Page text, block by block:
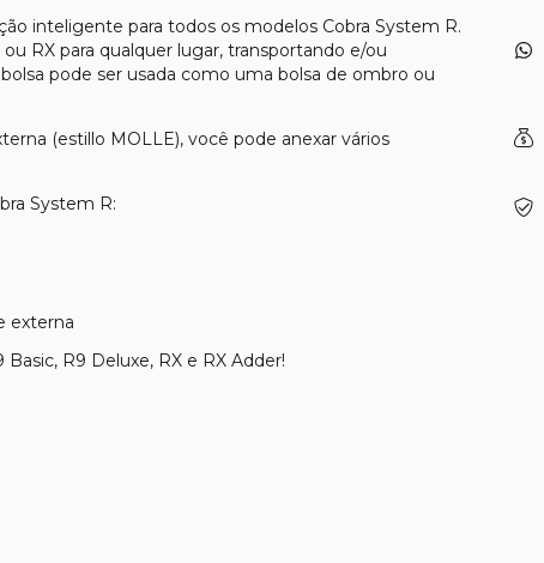
inteligente para todos os modelos Cobra System R.
RX para qualquer lugar, transportando e/ou
pode ser usada como uma bolsa de ombro ou
(estillo MOLLE), você pode anexar vários
System R:
externa
R9 Deluxe, RX e RX Adder!